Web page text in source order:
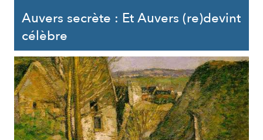
Auvers secrète : Et Auvers (re)devint
célèbre